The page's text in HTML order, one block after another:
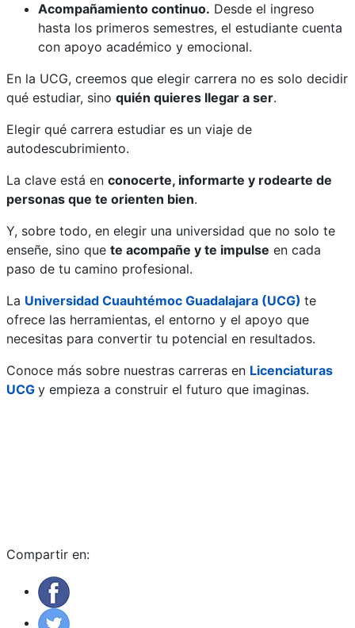
Acompañamiento continuo. Desde el ingreso
hasta los primeros semestres, el estudiante cuenta
con apoyo académico y emocional.
En la UCG, creemos que elegir carrera no es solo decidir
qué estudiar, sino quién quieres llegar a ser.
Elegir qué carrera estudiar es un viaje de
autodescubrimiento.
La clave está en conocerte, informarte y rodearte de
personas que te orienten bien.
Y, sobre todo, en elegir una universidad que no solo te
enseñe, sino que te acompañe y te impulse en cada
paso de tu camino profesional.
La Universidad Cuauhtémoc Guadalajara (UCG) te
ofrece las herramientas, el entorno y el apoyo que
necesitas para convertir tu potencial en resultados.
Conoce más sobre nuestras carreras en Licenciaturas
UCG y empieza a construir el futuro que imaginas.
Compartir en: